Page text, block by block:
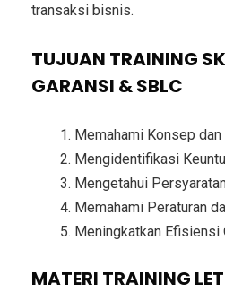
transaksi bisnis.
TUJUAN TRAINING
GARANSI & SBLC
Memahami Konsep
Mengidentifikasi
Mengetahui
Memahami Peraturan
Meningkatkan Efisiensi
MATERI TRAINING